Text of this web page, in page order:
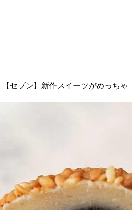
【セブン】新作スイーツがめっちゃ